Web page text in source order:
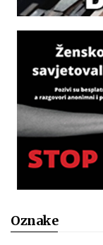
Oznake